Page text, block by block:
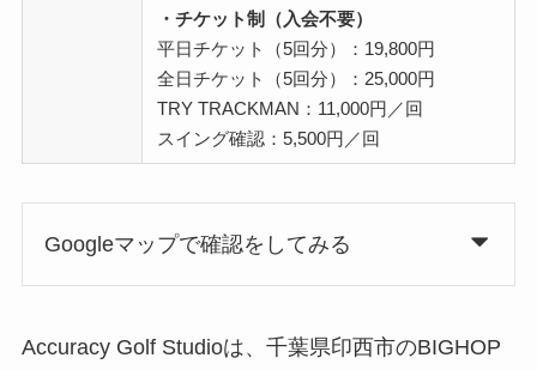
・チケット制（入会不要）
平日チケット（5回分）：19,800円
全日チケット（5回分）：25,000円
TRY TRACKMAN：11,000円／回
スイング確認：5,500円／回
Googleマップで確認をしてみる
Accuracy Golf Studioは、千葉県印西市のBIGHOP